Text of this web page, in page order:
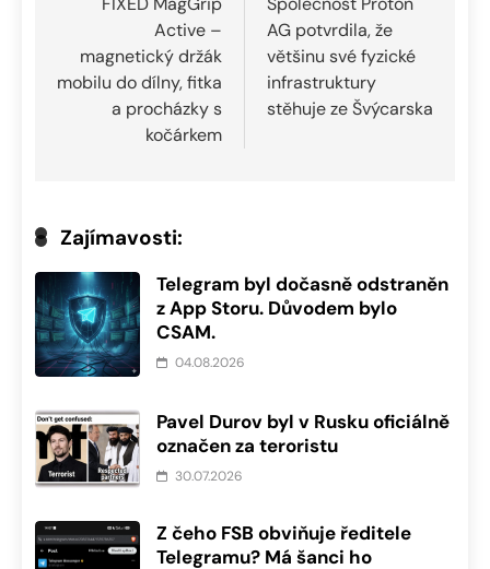
příspěvek
Active –
magnetický držák
mobilu do dílny, fitka
a procházky s
kočárkem
AG potvrdila, že
většinu své fyzické
infrastruktury
stěhuje ze Švýcarska
Zajímavosti:
Telegram byl dočasně odstraněn
z App Storu. Důvodem bylo
CSAM.
04.08.2026
Pavel Durov byl v Rusku oficiálně
označen za teroristu
30.07.2026
Z čeho FSB obviňuje ředitele
Telegramu? Má šanci ho